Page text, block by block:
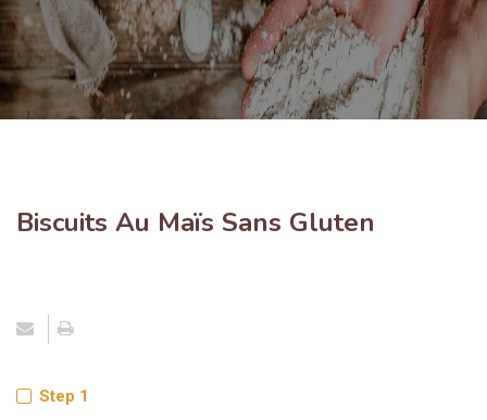
Biscuits Au Maïs Sans Gluten
Step 1